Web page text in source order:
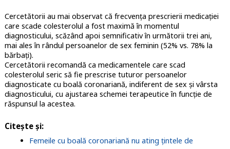
Cercetătorii au mai observat că frecvența prescrierii medicației
care scade colesterolul a fost maximă în momentul
diagnosticului, scăzând apoi semnificativ în următorii trei ani,
mai ales în rândul persoanelor de sex feminin (52% vs. 78% la
bărbați).
Cercetătorii recomandă ca medicamentele care scad
colesterolul seric să fie prescrise tuturor persoanelor
diagnosticate cu boală coronariană, indiferent de sex și vârsta
diagnosticului, cu ajustarea schemei terapeutice în funcție de
răspunsul la acestea.
Citește și:
Femeile cu boală coronariană nu ating țintele de